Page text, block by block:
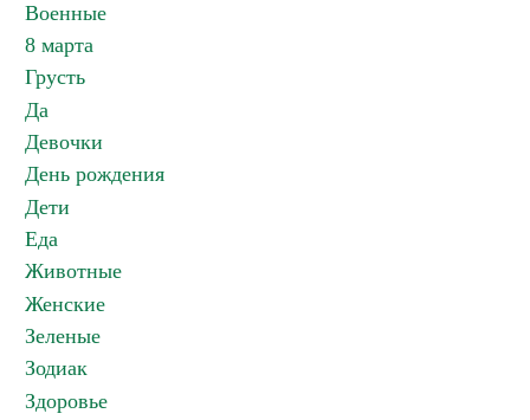
Военные
8 марта
Грусть
Да
Девочки
День рождения
Дети
Еда
Животные
Женские
Зеленые
Зодиак
Здоровье